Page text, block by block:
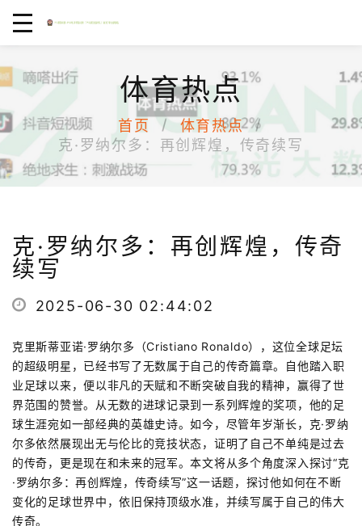
体育热点
首页
体育热点
克·罗纳尔多：再创辉煌，传奇续写
克·罗纳尔多：再创辉煌，传奇
续写
2025-06-30 02:44:02
克里斯蒂亚诺·罗纳尔多（Cristiano Ronaldo），这位全球足坛
的超级明星，已经书写了无数属于自己的传奇篇章。自他踏入职
业足球以来，便以非凡的天赋和不断突破自我的精神，赢得了世
界范围的赞誉。从无数的进球记录到一系列辉煌的奖项，他的足
球生涯宛如一部经典的英雄史诗。如今，尽管年岁渐长，克·罗纳
尔多依然展现出无与伦比的竞技状态，证明了自己不单纯是过去
的传奇，更是现在和未来的冠军。本文将从多个角度深入探讨“克
·罗纳尔多：再创辉煌，传奇续写”这一话题，探讨他如何在不断
变化的足球世界中，依旧保持顶级水准，并续写属于自己的伟大
传奇。